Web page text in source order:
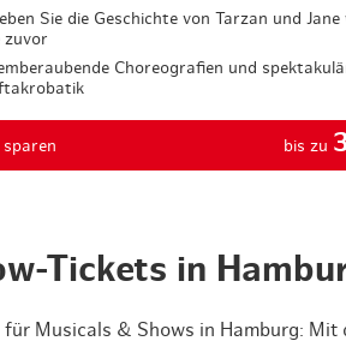
Sie die Geschichte von Tarzan und Jane
zuvor
Choreografien und
bis zu
Tickets in
Musicals & Shows in Hamburg: